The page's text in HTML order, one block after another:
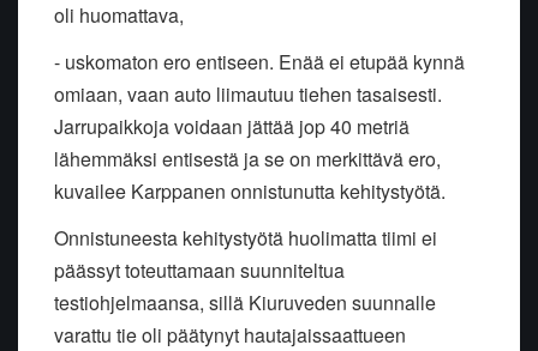
oli huomattava,
- uskomaton ero entiseen. Enää ei etupää kynnä
omiaan, vaan auto liimautuu tiehen tasaisesti.
Jarrupaikkoja voidaan jättää jop 40 metriä
lähemmäksi entisestä ja se on merkittävä ero,
kuvailee Karppanen onnistunutta kehitystyötä.
Onnistuneesta kehitystyötä huolimatta tiimi ei
päässyt toteuttamaan suunniteltua
testiohjelmaansa, sillä Kiuruveden suunnalle
varattu tie oli päätynyt hautajaissaattueen